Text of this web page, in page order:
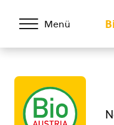
Menü